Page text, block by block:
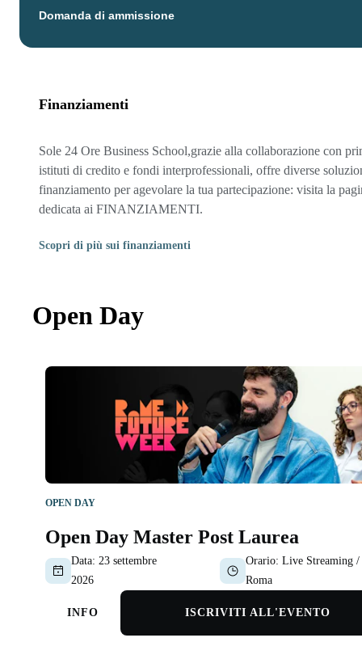
Domanda di ammissione
Finanziamenti
Sole 24 Ore Business School,grazie alla collaborazione con
istituti di credito e fondi interprofessionali, offre diverse
finanziamento per agevolare la tua partecipazione: visita la
dedicata ai FINANZIAMENTI.
Scopri di più sui finanziamenti
Open Day
OPEN DAY
Open Day Master Post Laurea
Data: 23 settembre
2026
Orario: Live Streaming /
Roma
INFO ISCRIVITI ALL'EVENTO